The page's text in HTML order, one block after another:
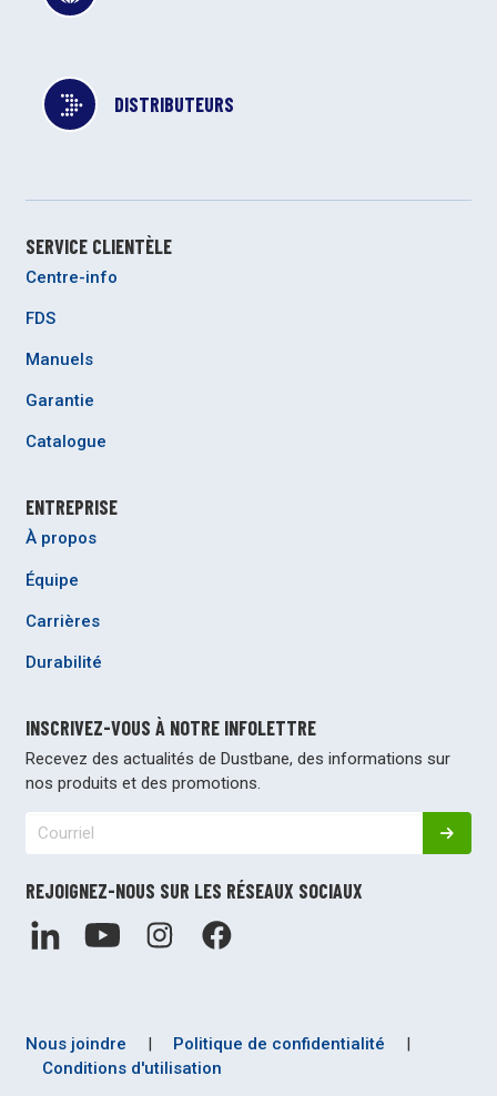
DISTRIBUTEURS
SERVICE CLIENTÈLE
Centre-info
FDS
Manuels
Garantie
Catalogue
ENTREPRISE
À propos
Équipe
Carrières
Durabilité
INSCRIVEZ-VOUS À NOTRE INFOLETTRE
Recevez des actualités de Dustbane, des informations sur
nos produits et des promotions.
REJOIGNEZ-NOUS SUR LES RÉSEAUX SOCIAUX
Nous joindre | Politique de confidentialité
|
Conditions d'utilisation